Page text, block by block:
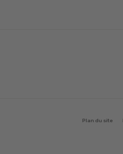
Plan du site